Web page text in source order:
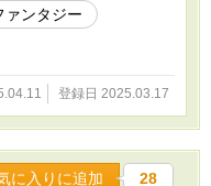
ァンタジー
登録日 2025.03.17
に入りに追加 28